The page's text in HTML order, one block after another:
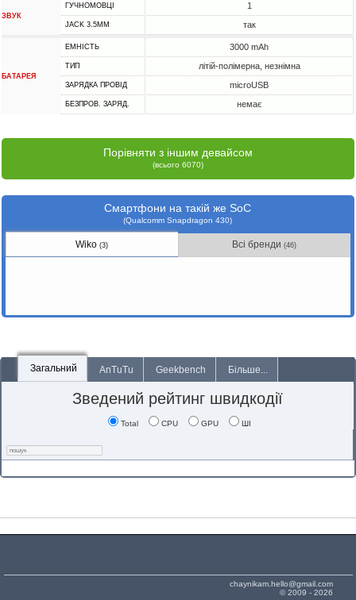
ЗВУК
ГУЧНОМОВЦІ 1
JACK 3.5MM так
БАТАРЕЯ
ЕМНІСТЬ 3000 mAh
ТИП літій-полімерна, незнімна
ЗАРЯДКА ПРОВІД microUSB
БЕЗПРОВ. ЗАРЯД. немає
Порівняти з іншим девайсом
(всього 6070)
Смартфони на такій же SoC
(Qualcomm Snapdragon 430)
Wiko(3) Всі бренди(46)
Загальний AnTuTu Geekbench Більше...
Зведений рейтинг швидкодії
Total CPU GPU ШІ
chaynikam.hello@gmail.com
© 2009 - 2026